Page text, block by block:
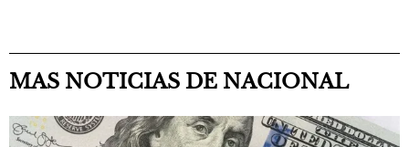
MAS NOTICIAS DE NACIONAL